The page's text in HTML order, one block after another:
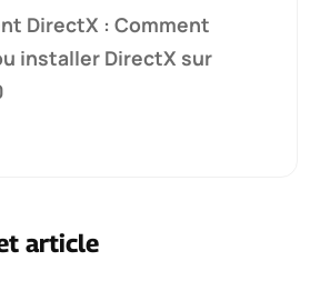
DirectX : Comment
installer DirectX sur
article